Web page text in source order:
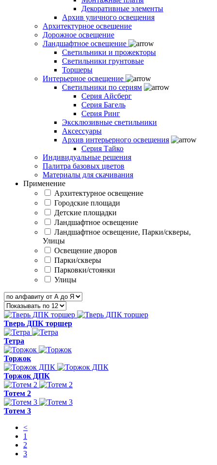
Декоративные элементы
Архив уличного освещения
Архитектурное освещение
Дорожное освещение
Ландшафтное освещение
Светильники и прожекторы
Светильники грунтовые
Торшеры
Интерьерное освещение
Светильники по сериям
Серия Айсберг
Серия Багель
Серия Ринг
Эксклюзивные светильники
Аксессуары
Архив интерьерного освещения
Серия Тайко
Индивидуальные решения
Палитра базовых цветов
Материалы для скачивания
Применение
Архитектурное освещение
Городские площади
Детские площадки
Ландшафтное освещение
Ландшафтное освещение, Парки/скверы,
Улицы
Освещение дворов
Парки/скверы
Парковки/стоянки
Улицы
Тверь ДПК торшер
Тетра
Торжок
Торжок ДПК
Тотем 2
Тотем 3
<
1
2
3